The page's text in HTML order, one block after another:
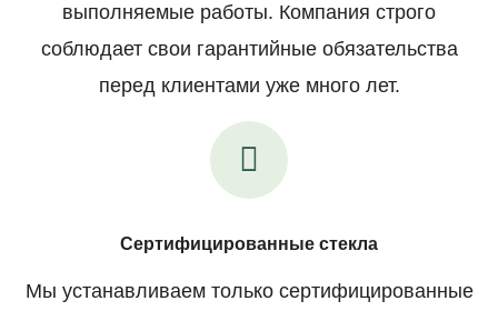
выполняемые работы. Компания строго
соблюдает свои гарантийные обязательства
перед клиентами уже много лет.
Сертифицированные стекла
Мы устанавливаем только сертифицированные